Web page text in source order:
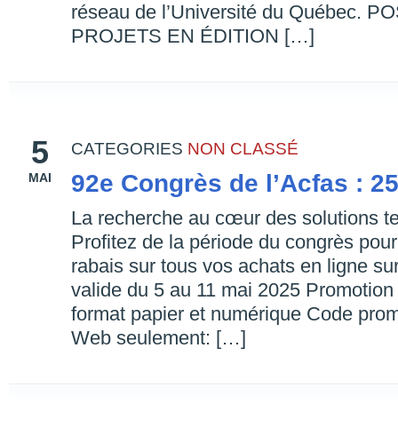
réseau de l’Université du Québec.
PROJETS EN ÉDITION […]
5
MAI
CATEGORIES NON CLASSÉ
92e Congrès de l’Acfas :
La recherche au cœur des solutions
Profitez de la période du congrès
rabais sur tous vos achats en ligne
valide du 5 au 11 mai 2025
format papier et numérique Code
Web seulement: […]